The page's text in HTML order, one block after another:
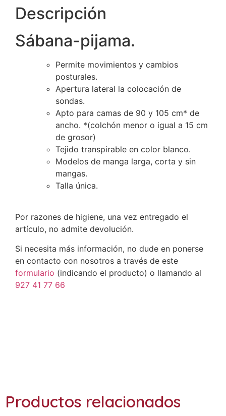
Descripción
Sábana-pijama.
Permite movimientos y cambios
posturales.
Apertura lateral la colocación de
sondas.
Apto para camas de 90 y 105 cm* de
ancho. *(colchón menor o igual a 15 cm
de grosor)
Tejido transpirable en color blanco.
Modelos de manga larga, corta y sin
mangas.
Talla única.
Por razones de higiene, una vez entregado el
artículo, no admite devolución.
Si necesita más información, no dude en ponerse
en contacto con nosotros a través de este
formulario (indicando el producto) o llamando al
927 41 77 66
Productos relacionados